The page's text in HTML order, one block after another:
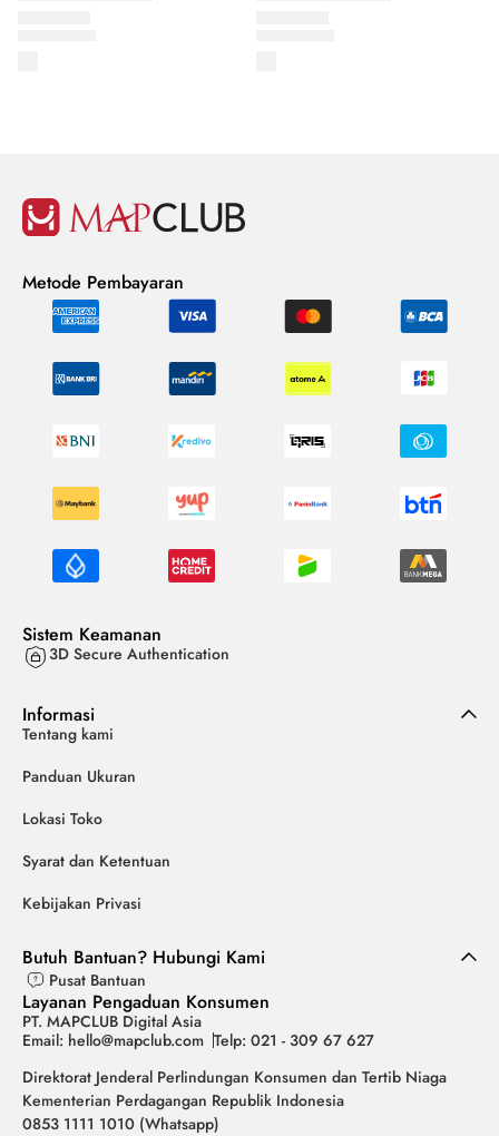
Metode Pembayaran
Sistem Keamanan
3D Secure Authentication
Informasi
Tentang kami
Panduan Ukuran
Lokasi Toko
Syarat dan Ketentuan
Kebijakan Privasi
Butuh Bantuan? Hubungi Kami
Pusat Bantuan
Layanan Pengaduan Konsumen
PT. MAPCLUB Digital Asia
Email: hello@mapclub.com Telp: 021 - 309 67 627
Direktorat Jenderal Perlindungan Konsumen dan Tertib Niaga
Kementerian Perdagangan Republik Indonesia
0853 1111 1010 (Whatsapp)